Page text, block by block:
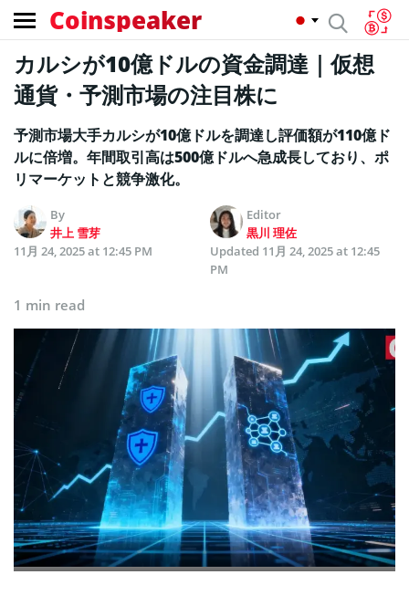
Coinspeaker
カルシが10億ドルの資金調達｜仮想
通貨・予測市場の注目株に
予測市場大手カルシが10億ドルを調達し評価額が110億ド
ルに倍増。年間取引高は500億ドルへ急成長しており、ポ
リマーケットと競争激化。
By
井上 雪芽
Editor
黒川 理佐
11月 24, 2025 at 12:45 PM
Updated 11月 24, 2025 at 12:45
PM
1 min read